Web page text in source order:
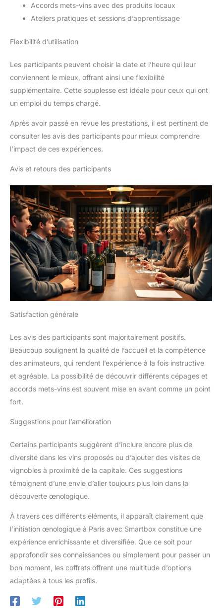
Accords mets-vins avec des produits locaux
Ateliers pratiques et sessions d’apprentissage
Flexibilité d’utilisation
Les participants peuvent choisir la date et l’heure qui leur
conviennent le mieux, offrant ainsi une flexibilité
supplémentaire. Cette souplesse est idéale pour ceux qui ont
un emploi du temps chargé.
Après avoir passé en revue les prestations, il est pertinent de
consulter les avis des participants pour mieux comprendre
l’impact de ces expériences.
Avis et retours des participants
Satisfaction générale
Les avis des participants sont majoritairement positifs.
Beaucoup soulignent la qualité de l’accueil et la compétence
des animateurs, qui rendent l’expérience à la fois instructive
et agréable. La possibilité de découvrir différents cépages et
accords mets-vins est souvent mise en avant comme un point
fort.
Suggestions pour l’amélioration
Certains participants suggèrent d’inclure encore plus de
diversité dans les vins proposés ou d’ajouter des visites de
vignobles à proximité de la capitale. Ces suggestions
témoignent d’une envie d’aller toujours plus loin dans la
découverte œnologique.
À travers ces différents éléments, il apparaît clairement que
l’initiation œnologique à Paris avec Smartbox constitue une
expérience enrichissante et diversifiée. Que ce soit pour
approfondir ses connaissances ou simplement pour passer un
bon moment, les coffrets offrent une multitude d’options
adaptées à tous les profils.